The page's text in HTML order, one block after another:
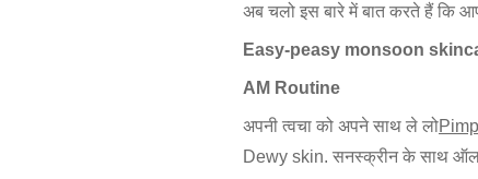
अब चलो इस बारे में बात करते हैं कि
Easy-peasy monsoon
AM Routine
अपनी त्वचा को अपने साथ ले लो
Dewy skin. सनस्क्रीन के साथ ऑल